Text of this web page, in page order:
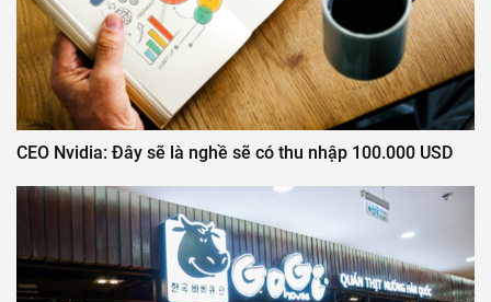
CEO Nvidia: Đây sẽ là nghề sẽ có thu nhập 100.000 USD